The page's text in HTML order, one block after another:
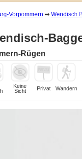
Vorpommern ➡ Wendisch
Rügen
Keine
Sicht
Privat Wandern